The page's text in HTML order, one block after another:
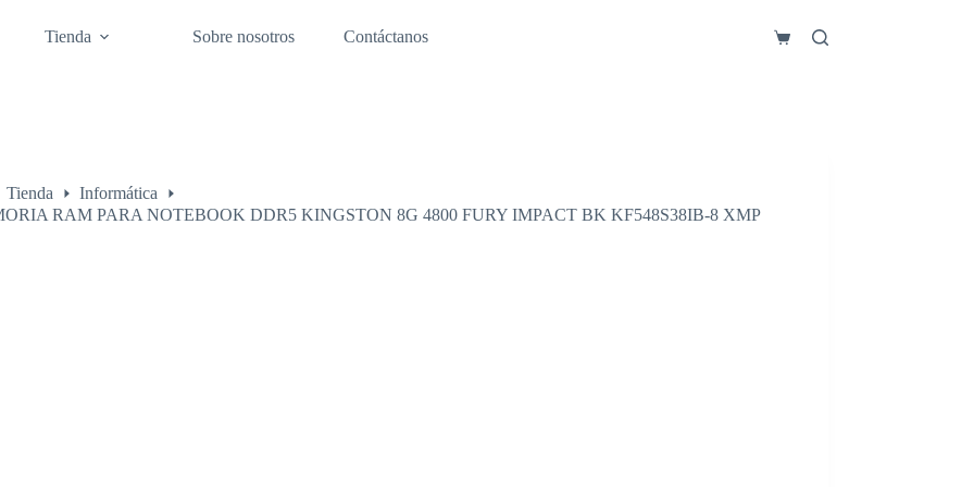
Tienda Sobre nosotros Contáctanos
Carro
Tienda
Informática
RAM PARA NOTEBOOK DDR5 KINGSTON 8G 4800 FURY IMPACT BK KF548S38IB-8 XMP